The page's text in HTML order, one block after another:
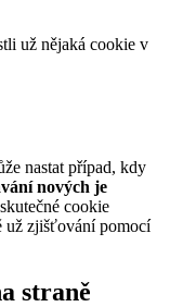
už nějaká cookie v
nastat případ, kdy
nových je
cookie
už zjišťování pomocí
straně